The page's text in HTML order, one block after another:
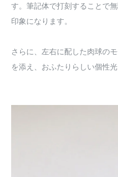
す。筆記体で打刻することで
印象になります。
さらに、左右に配した肉球の
を添え、おふたりらしい個性